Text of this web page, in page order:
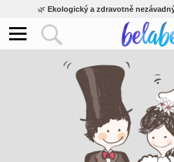
🌿 Ekologický a zdravotně
Inovativní výroba vlastní
Rychlé dodání
Výhodné pro firmy
Kvalita pod kontrolou jsme přímý
Eshop s tradicí od roku 2010